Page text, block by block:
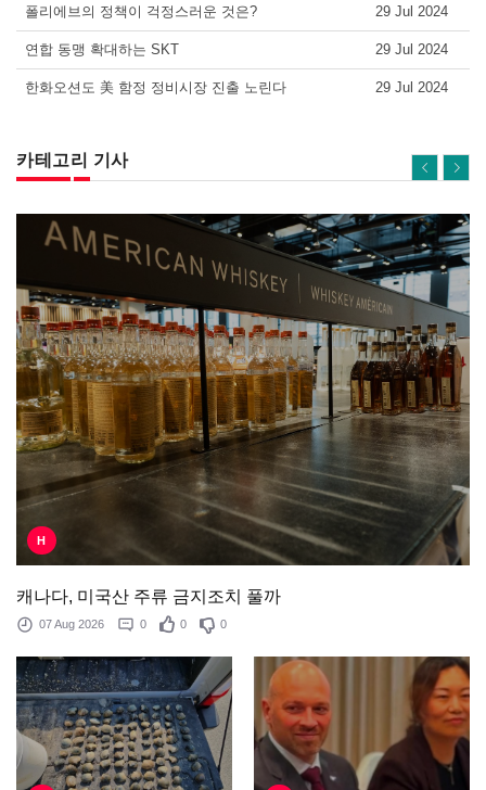
폴리에브의 정책이 걱정스러운 것은? 29 Jul 2024
연합 동맹 확대하는 SKT 29 Jul 2024
한화오션도 美 함정 정비시장 진출 노린다 29 Jul 2024
카테고리 기사
H
캐나다, 미국산 주류 금지조치 풀까
07 Aug 2026 0 0 0